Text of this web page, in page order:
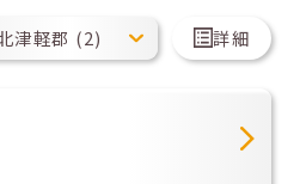
詳細